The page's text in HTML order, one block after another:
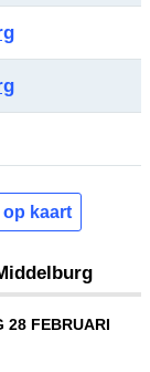
kaart
28 FEBRUARI